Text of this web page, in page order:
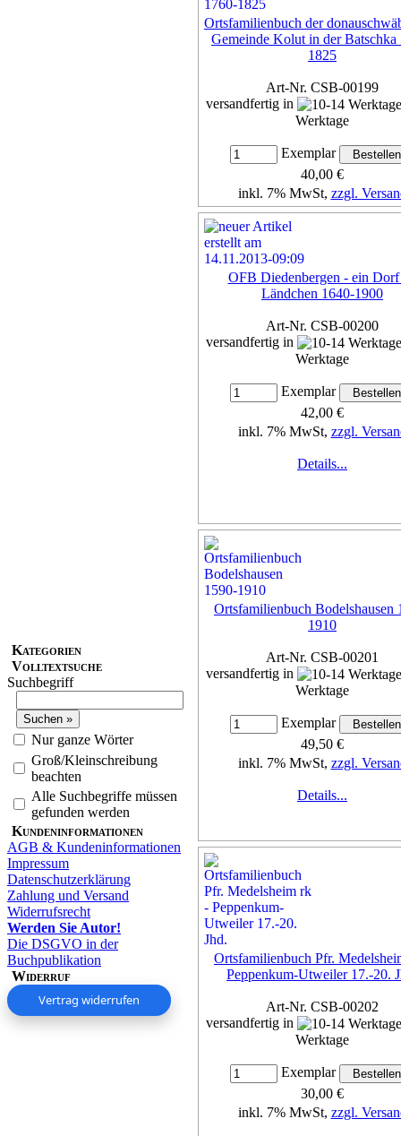
Kategorien
Volltextsuche
Suchbegriff
Nur ganze Wörter
Groß/Kleinschreibung
beachten
Alle Suchbegriffe müssen
gefunden werden
Kundeninformationen
AGB & Kundeninformationen
Impressum
Datenschutzerklärung
Zahlung und Versand
Widerrufsrecht
Werden Sie Autor!
Die DSGVO in der
Buchpublikation
Widerruf
Vertrag widerrufen
Ortsfamilienbuch der
Gemeinde Kolut in der Batschka
1825
Art-Nr. CSB-00199
versandfertig in
Werktage
Exemplar
40,00 €
inkl. 7% MwSt, zzgl.
OFB Diedenbergen - ein
Ländchen 1640-1900
Art-Nr. CSB-00200
versandfertig in
Werktage
Exemplar
42,00 €
inkl. 7% MwSt, zzgl.
Details...
Ortsfamilienbuch Bodelshausen
1910
Art-Nr. CSB-00201
versandfertig in
Werktage
Exemplar
49,50 €
inkl. 7% MwSt, zzgl.
Details...
Ortsfamilienbuch Pfr.
Peppenkum-Utweiler 17.-20.
Art-Nr. CSB-00202
versandfertig in
Werktage
Exemplar
30,00 €
inkl. 7% MwSt, zzgl.